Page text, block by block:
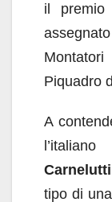
il premio
Piquadro
A
Carnelutti
tipo di